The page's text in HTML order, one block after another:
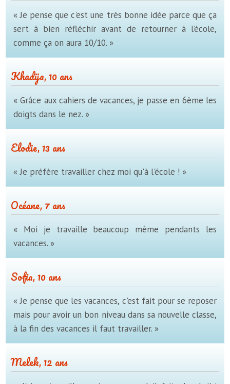
« Je pense que c'est une très bonne idée parce que ça
sert à bien réfléchir avant de retourner à l’école,
comme ça on aura 10/10. »
Khadija, 10 ans
« Grâce aux cahiers de vacances, je passe en 6ème les
doigts dans le nez. »
Elodie, 13 ans
« Je préfère travailler chez moi qu'à l'école ! »
Océane, 7 ans
« Moi je travaille beaucoup même pendants les
vacances. »
Sofia, 10 ans
« Je pense que les vacances, c'est fait pour se reposer
mais pour avoir un bon niveau dans sa nouvelle classe,
à la fin des vacances il faut travailler. »
Melek, 12 ans